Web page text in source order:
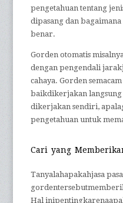
pengetahuan tentang
dipasang dan
benar.
Gorden otomatis
dengan pengendali
cahaya. Gorden
baikdikerjakan
dikerjakan sendiri,
pengetahuan untuk
Cari yang
Tanyalahapakahjasa
Hal